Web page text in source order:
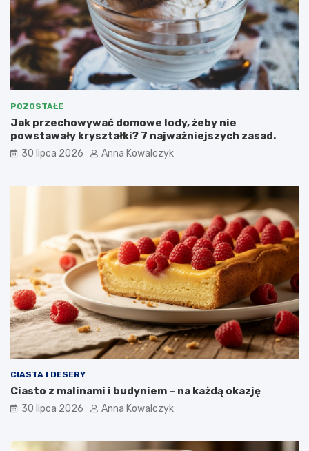
POZOSTAŁE
Jak przechowywać domowe lody, żeby nie
powstawały kryształki? 7 najważniejszych zasad.
30 lipca 2026 Anna Kowalczyk
CIASTA I DESERY
Ciasto z malinami i budyniem – na każdą okazję
30 lipca 2026 Anna Kowalczyk